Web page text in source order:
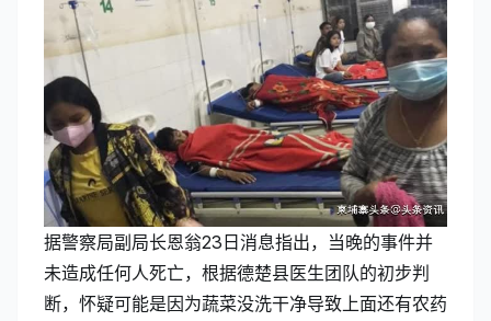
据警察局副局长恩翁23日消息指出，当晚的事件并
未造成任何人死亡，根据德楚县医生团队的初步判
断，怀疑可能是因为蔬菜没洗干净导致上面还有农药